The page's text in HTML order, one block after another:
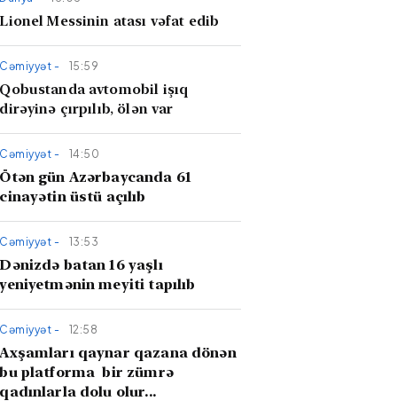
Lionel Messinin atası vəfat edib
Cəmiyyət - 15:59
Qobustanda avtomobil işıq
dirəyinə çırpılıb, ölən var
Cəmiyyət - 14:50
Ötən gün Azərbaycanda 61
cinayətin üstü açılıb
Cəmiyyət - 13:53
Dənizdə batan 16 yaşlı
yeniyetmənin meyiti tapılıb
Cəmiyyət - 12:58
Axşamları qaynar qazana dönən
bu platforma bir zümrə
qadınlarla dolu olur...